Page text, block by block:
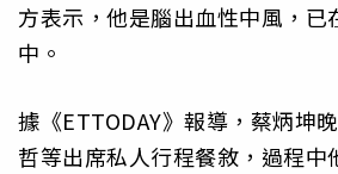
方表示，他是腦出血性中風，已
中。
據《ETTODAY》報導，蔡炳坤
哲等出席私人行程餐敘，過程中